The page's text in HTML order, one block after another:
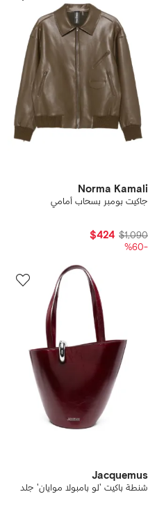
Norma Kamali
جاكيت بومبر بسحاب أمامي
$1,090
$424
-%60
Jacquemus
شنطة باكيت 'لو بامبولا موايان' جلد